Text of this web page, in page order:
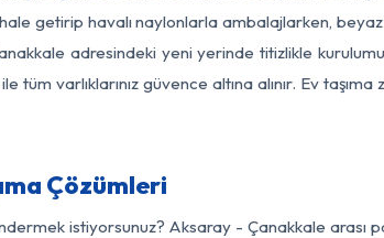
getirip havalı naylonlarla ambalajlarken, beyaz
adresindeki yeni yerinde titizlikle
tüm varlıklarınız güvence altına alınır. Ev
Çözümleri
istiyorsunuz? Aksaray - Çanakkale arası